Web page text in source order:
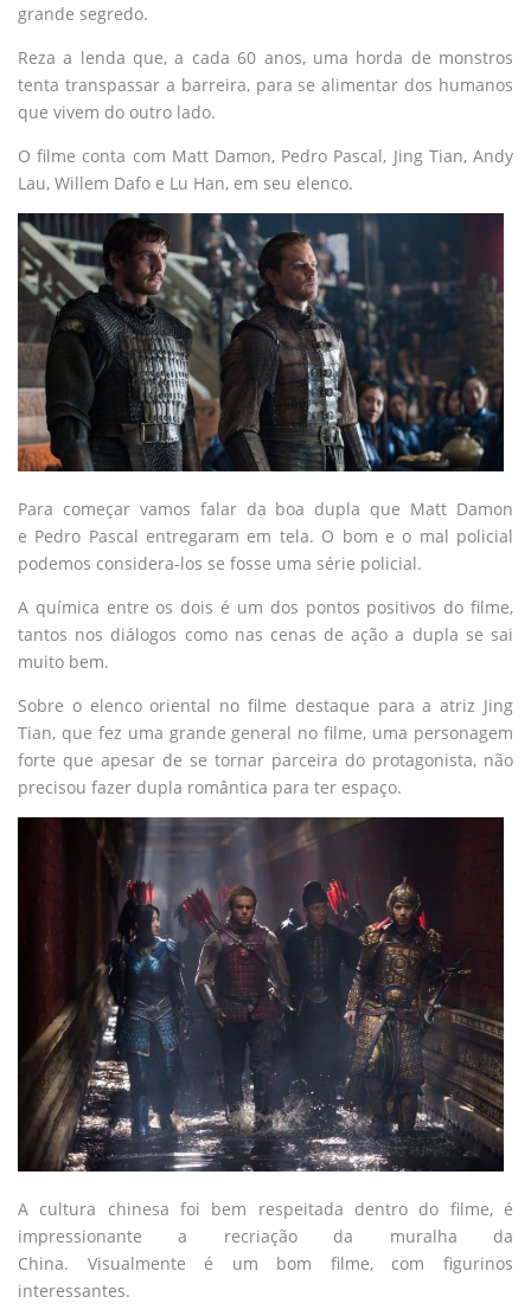
grande segredo.
Reza a lenda que, a cada 60 anos, uma horda de monstros
tenta transpassar a barreira, para se alimentar dos humanos
que vivem do outro lado.
O filme conta com Matt Damon, Pedro Pascal, Jing Tian, Andy
Lau, Willem Dafo e Lu Han, em seu elenco.
Para começar vamos falar da boa dupla que Matt Damon
e Pedro Pascal entregaram em tela. O bom e o mal policial
podemos considera-los se fosse uma série policial.
A química entre os dois é um dos pontos positivos do filme,
tantos nos diálogos como nas cenas de ação a dupla se sai
muito bem.
Sobre o elenco oriental no filme destaque para a atriz Jing
Tian, que fez uma grande general no filme, uma personagem
forte que apesar de se tornar parceira do protagonista, não
precisou fazer dupla romântica para ter espaço.
A cultura chinesa foi bem respeitada dentro do filme, é
impressionante a recriação da muralha da
China. Visualmente é um bom filme, com figurinos
interessantes.